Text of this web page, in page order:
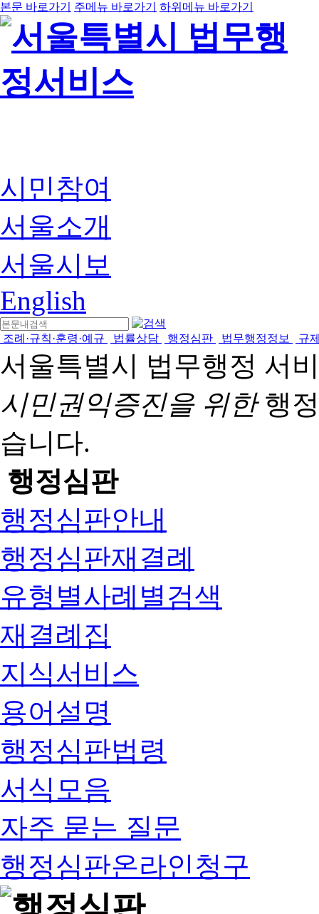
본문 바로가기 주메뉴 바로가기 하위메뉴 바로가기
시민참여
서울소개
서울시보
English
조례·규칙·훈령·예규 법률상담 행정심판 법무행정정보 규
서울특별시 법무행정 서
시민권익증진을 위한행
습니다.
행정심판
행정심판안내
행정심판재결례
유형별사례별검색
재결례집
지식서비스
용어설명
행정심판법령
서식모음
자주 묻는 질문
행정심판온라인청구